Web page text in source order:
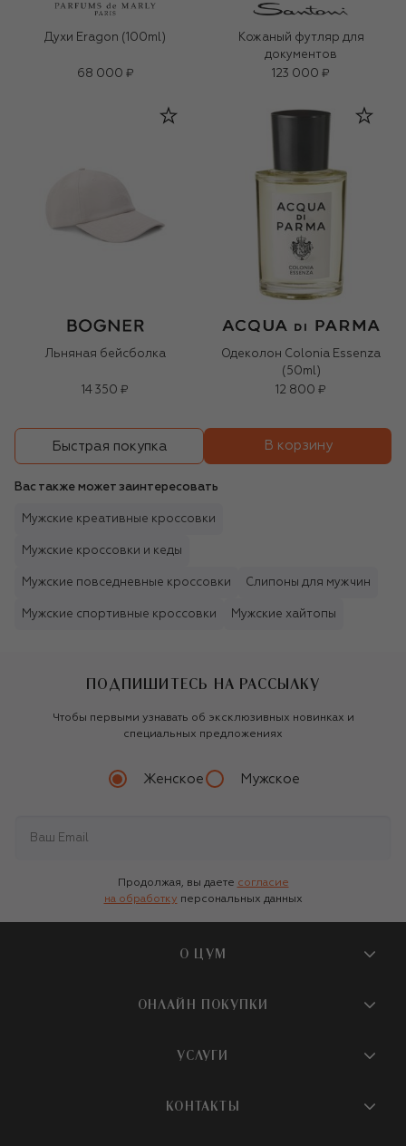
Духи Eragon (100ml)
68 000 ₽
Кожаный футляр для
документов
123 000 ₽
Льняная бейсболка
14 350 ₽
Одеколон Colonia Essenza
(50ml)
12 800 ₽
Быстрая покупка В корзину
Вас также может заинтересовать
Мужские креативные кроссовки
Мужские кроссовки и кеды
Мужские повседневные кроссовки Слипоны для мужчин
Мужские спортивные кроссовки Мужские хайтопы
ПОДПИШИТЕСЬ НА РАССЫЛКУ
Чтобы первыми узнавать об эксклюзивных новинках и
специальных предложениях
Женское Мужское
Продолжая, вы даете согласие
на обработку персональных данных
О ЦУМ
О магазине
Бутики и ПВЗ ЦУМ
ОНЛАЙН ПОКУПКИ
Доставка
УСЛУГИ
КОНТАКТЫ